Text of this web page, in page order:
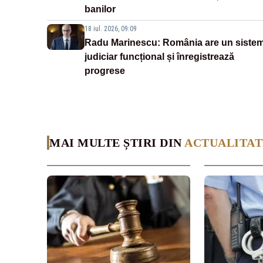
banilor
18 iul. 2026, 09:09
Radu Marinescu: România are un
judiciar funcțional și înregistrează
progrese
MAI MULTE ȘTIRI DIN